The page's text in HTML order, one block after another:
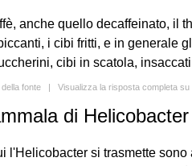
anche quello decaffeinato, il
i cibi fritti, e in generale
cibi in scatola,
fonte | Visualizza la risposta completa
di
l'Helicobacter si trasmette